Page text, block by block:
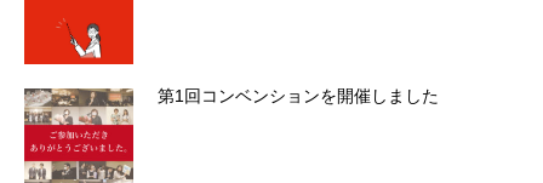
第1回コンベンションを開催しました